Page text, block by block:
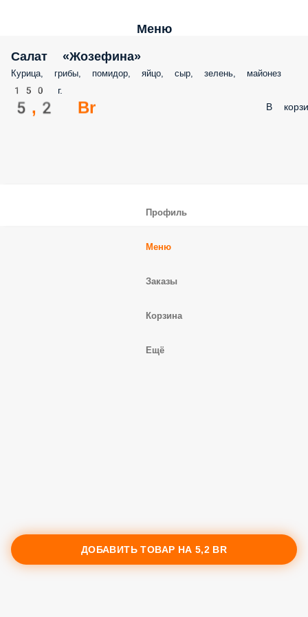
Меню
Салат «Жозефина»
Курица, грибы, помидор, яйцо, сыр, зелень, майонез
150 г.
5,2 Br В
ДОБАВИТЬ ТОВАР НА 5,2 BR
Профиль
Меню
Заказы
Корзина
Ещё